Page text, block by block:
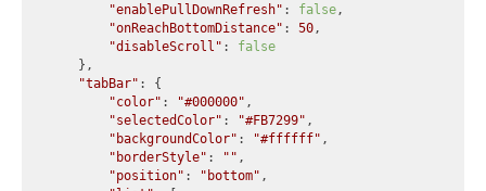
"enablePullDownRefresh" : false,
"onReachBottomDistance" : 50,
"disableScroll" : false
    },
"tabBar" : {
"color" : "#000000" ,
"selectedColor" : "#FB7299" ,
"backgroundColor" : "#ffffff" ,
"borderStyle" : "" ,
"position" : "bottom" ,